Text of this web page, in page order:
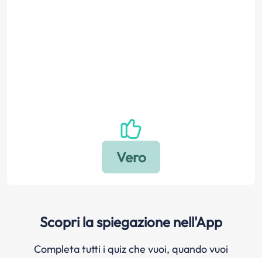
Scopri la spiegazione nell'App
Completa tutti i quiz che vuoi, quando vuoi